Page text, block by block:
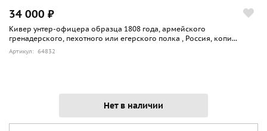
34 000 ₽
Кивер унтер-офицера образца 1808 года, армейского
гренадерского, пехотного или егерского полка , Россия, копи...
Артикул: 64832
Нет в наличии